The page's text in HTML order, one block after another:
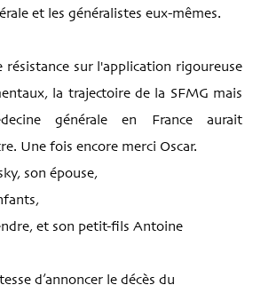
et les généralistes eux-mêmes.
résistance sur l'application rigoureuse
la trajectoire de la SFMG mais
générale en France aurait
Une fois encore merci Oscar.
son épouse,
et son petit-fils Antoine
d’annoncer le décès du